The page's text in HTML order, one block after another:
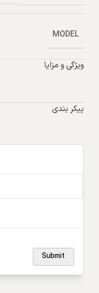
MODEL
ویژگی و مزایا
پیکر بندی
Submit